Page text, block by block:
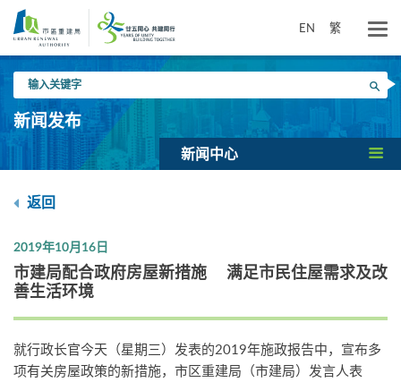
要
EN 繁
入
关
键
搜寻
新闻发布
新闻中心
返回
2019年10月16日
市建局配合政府房屋新措施 满足市民住屋需求及改
善生活环境
就行政长官今天（星期三）发表的2019年施政报告中，宣布多
项有关房屋政策的新措施，市区重建局（市建局）发言人表